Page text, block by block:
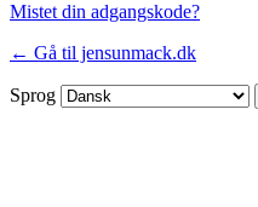
Mistet din adgangskode?
← Gå til jensunmack.dk
Sprog